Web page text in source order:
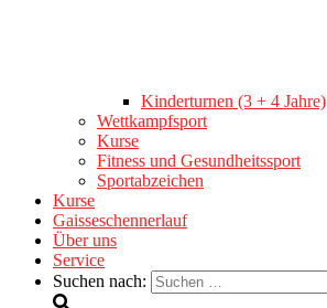
Kinderturnen (3 + 4 Jahre)
Wettkampfsport
Kurse
Fitness und Gesundheitssport
Sportabzeichen
Kurse
Gaisseschennerlauf
Über uns
Service
Suchen nach: